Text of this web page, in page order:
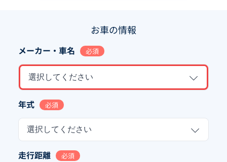
お車の情報
メーカー・車名 必須
選択してください
年式 必須
選択してください
走行距離 必須